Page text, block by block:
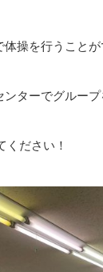
操を行うことが
ターでグループ
ください！